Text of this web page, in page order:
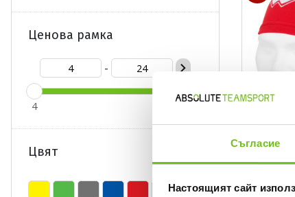
Съгласие
Настоящият сайт
Ценова рамка
-
4 24
Цвят
ERREA